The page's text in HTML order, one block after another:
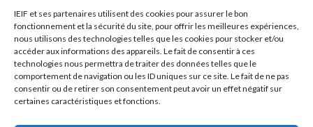
IEIF et ses partenaires utilisent des cookies pour assurer le bon
fonctionnement et la sécurité du site, pour offrir les meilleures expériences,
nous utilisons des technologies telles que les cookies pour stocker et/ou
accéder aux informations des appareils. Le fait de consentir à ces
technologies nous permettra de traiter des données telles que le
comportement de navigation ou les ID uniques sur ce site. Le fait de ne pas
consentir ou de retirer son consentement peut avoir un effet négatif sur
certaines caractéristiques et fonctions.
Prénom*
E-mail*